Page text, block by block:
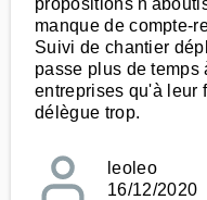
propositions
manque de compte-
Suivi de chantier
passe plus de temps
entreprises qu'à leur
délègue trop.
leoleo
16/12/2020